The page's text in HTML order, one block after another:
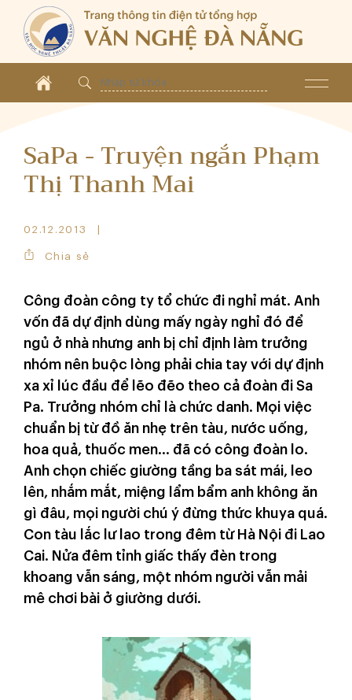
SaPa - Truyện ngắn Phạm
Thị Thanh Mai
02.12.2013
Chia sẻ
Công đoàn công ty tổ chức đi nghỉ mát. Anh
vốn đã dự định dùng mấy ngày nghỉ đó để
ngủ ở nhà nhưng anh bị chỉ định làm trưởng
nhóm nên buộc lòng phải chia tay với dự định
xa xỉ lúc đầu để lẽo đẽo theo cả đoàn đi Sa
Pa. Trưởng nhóm chỉ là chức danh. Mọi việc
chuẩn bị từ đồ ăn nhẹ trên tàu, nước uống,
hoa quả, thuốc men… đã có công đoàn lo.
Anh chọn chiếc giường tầng ba sát mái, leo
lên, nhắm mắt, miệng lẩm bẩm anh không ăn
gì đâu, mọi người chú ý đừng thức khuya quá.
Con tàu lắc lư lao trong đêm từ Hà Nội đi Lao
Cai. Nửa đêm tỉnh giấc thấy đèn trong
khoang vẫn sáng, một nhóm người vẫn mải
mê chơi bài ở giường dưới.